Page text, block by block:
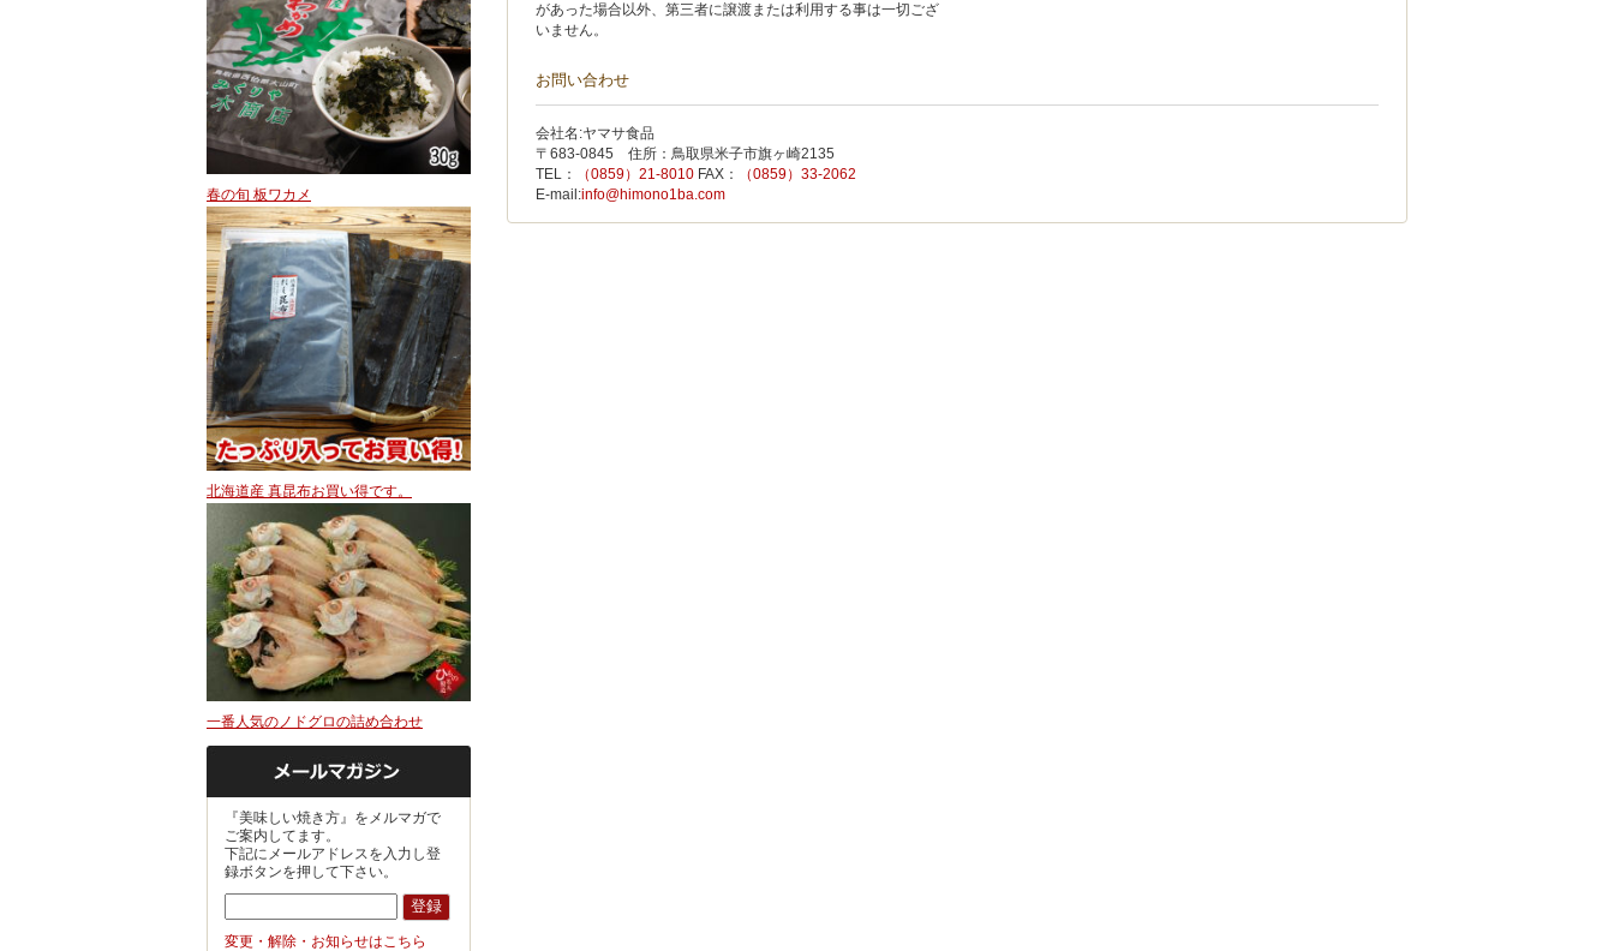
があった場合以外、第三者に譲渡または利用する事は一切ござ
いません。
お問い合わせ
会社名:ヤマサ食品
〒683-0845 住所：鳥取県米子市旗ヶ崎2135
TEL：
（0859）21-8010 FAX：
（0859）33-2062
E-mail:info@himono1ba.com
春の旬 板ワカメ
北海道産 真昆布お買い得です。
一番人気のノドグロの詰め合わせ
『美味しい焼き方』をメルマガで
ご案内してます。
下記にメールアドレスを入力し登
録ボタンを押して下さい。
変更・解除・お知らせはこちら